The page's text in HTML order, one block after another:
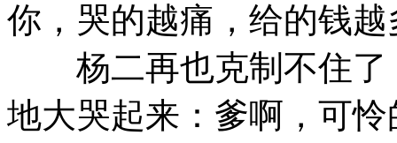
你，哭的越痛，给的钱越
杨二再也克制不住了
地大哭起来：爹啊，可